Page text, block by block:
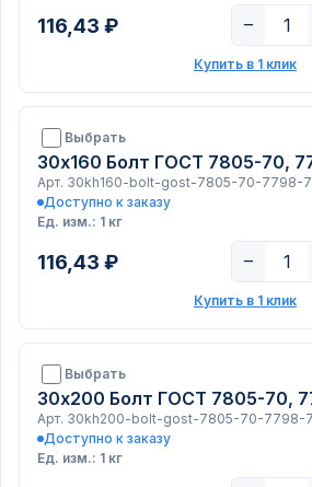
116,43 ₽ −
Купить в 1 клик
Выбрать
30х160 Болт ГОСТ 7805-70,
Арт. 30kh160-bolt-gost-7805-70-7798-
Доступно к заказу
Ед. изм.: 1 кг
116,43 ₽ −
Купить в 1 клик
Выбрать
30х200 Болт ГОСТ 7805-70,
Арт. 30kh200-bolt-gost-7805-70-7798-
Доступно к заказу
Ед. изм.: 1 кг